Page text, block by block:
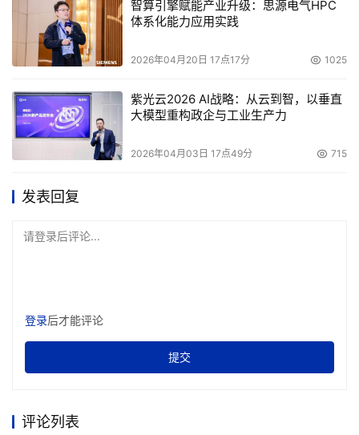
智算引擎赋能产业升级：思源电气HPC
体系化能力应用实践
2026年04月20日 17点17分 1025
紫光云2026 AI战略：从云到智，以垂直
大模型重构政企与工业生产力
2026年04月03日 17点49分 715
发表回复
请登录后评论...
登录后才能评论
提交
评论列表